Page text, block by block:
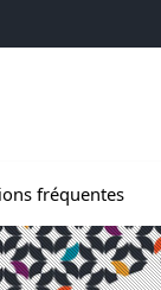
fréquentes